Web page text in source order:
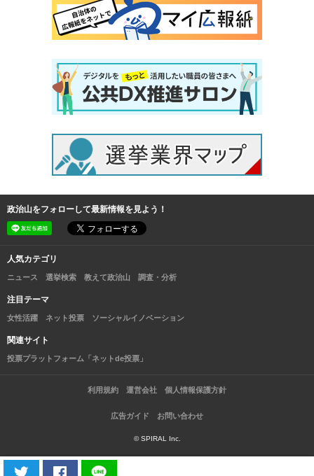
政治山をフォローして最新情報を見よう！
人気カテゴリ
ニュース 選挙検索 教えて政治山 調査・分析
注目テーマ
女性活躍 ネット投票 ソーシャルイノベーション
関連サイト
投票プラットフォーム「ネットde投票」
利用規約 運営会社 個人情報保護方針
広告ガイド お問い合わせ
© SPIRAL Inc.